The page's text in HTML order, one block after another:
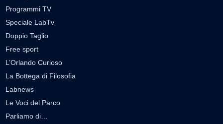
Programmi TV
Speciale LabTv
Doppio Taglio
Free sport
L’Orlando Curioso
La Bottega di Filosofia
Labnews
Le Voci del Parco
Parliamo di…